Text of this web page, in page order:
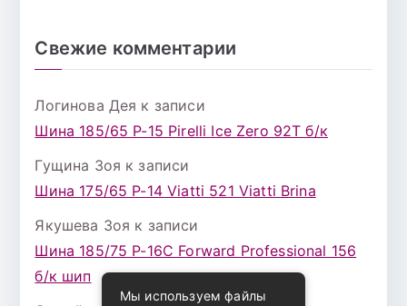
Свежие комментарии
Логинова Дея к записи
Шина 185/65 Р-15 Pirelli Ice Zero 92T б/к
Гущина Зоя к записи
Шина 175/65 Р-14 Viatti 521 Viatti Brina
Якушева Зоя к записи
Шина 185/75 Р-16С Forward Professional 156
б/к шип
Мы используем файлы